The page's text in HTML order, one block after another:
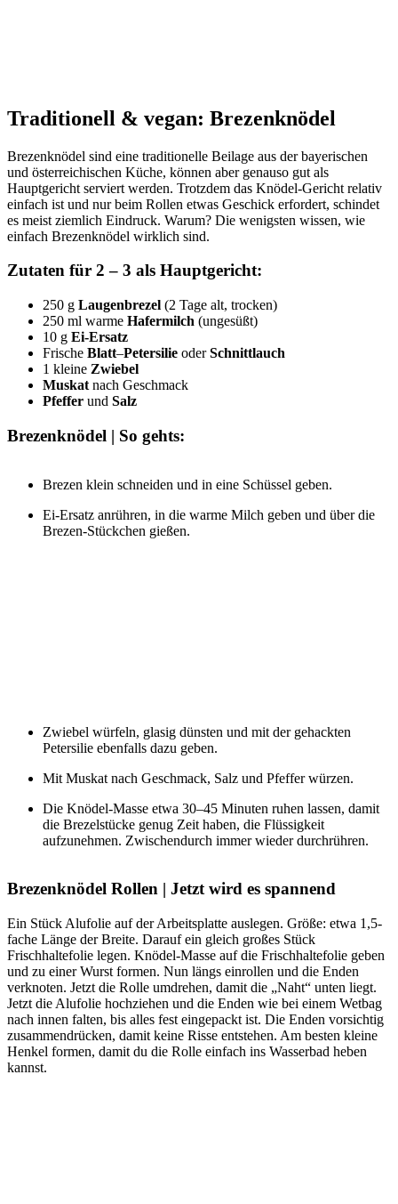
Traditionell & vegan: Brezenknödel
Brezenknödel sind eine traditionelle Beilage aus der bayerischen
und österreichischen Küche, können aber genauso gut als
Hauptgericht serviert werden. Trotzdem das Knödel-Gericht relativ
einfach ist und nur beim Rollen etwas Geschick erfordert, schindet
es meist ziemlich Eindruck. Warum? Die wenigsten wissen, wie
einfach Brezenknödel wirklich sind.
Zutaten für 2 – 3 als Hauptgericht:
250 g Laugenbrezel (2 Tage alt, trocken)
250 ml warme Hafermilch (ungesüßt)
10 g Ei-Ersatz
Frische Blatt–Petersilie oderSchnittlauch
1 kleine Zwiebel
Muskat nach Geschmack
Pfeffer und Salz
Brezenknödel | So gehts:
Brezen klein schneiden und in eine Schüssel geben.
Ei-Ersatz anrühren, in die warme Milch geben und über die
Brezen-Stückchen gießen.
Zwiebel würfeln, glasig dünsten und mit der gehackten
Petersilie ebenfalls dazu geben.
Mit Muskat nach Geschmack, Salz und Pfeffer würzen.
Die Knödel-Masse etwa 30–45 Minuten ruhen lassen, damit
die Brezelstücke genug Zeit haben, die Flüssigkeit
aufzunehmen. Zwischendurch immer wieder durchrühren.
Brezenknödel Rollen | Jetzt wird es spannend
Ein Stück Alufolie auf der Arbeitsplatte auslegen. Größe: etwa 1,5-
fache Länge der Breite. Darauf ein gleich großes Stück
Frischhaltefolie legen. Knödel-Masse auf die Frischhaltefolie geben
und zu einer Wurst formen. Nun längs einrollen und die Enden
verknoten. Jetzt die Rolle umdrehen, damit die „Naht“ unten liegt.
Jetzt die Alufolie hochziehen und die Enden wie bei einem Wetbag
nach innen falten, bis alles fest eingepackt ist. Die Enden vorsichtig
zusammendrücken, damit keine Risse entstehen. Am besten kleine
Henkel formen, damit du die Rolle einfach ins Wasserbad heben
kannst.